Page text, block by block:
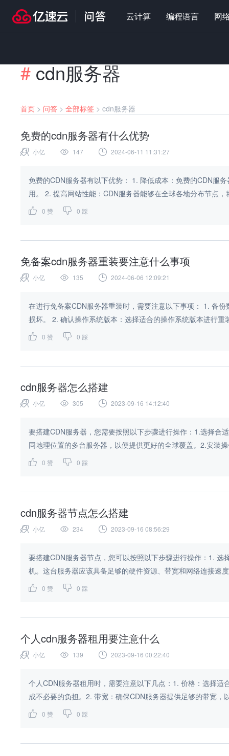
云计算 编程语言 网
#cdn服务器
首页 > 问答 > 全部标签 > cdn服务器
免费的cdn服务器有什么优势
小亿 147 2024-06-11 11:31:27
免费的CDN服务器有以下优势： 1. 降低成本：免费的CDN服务器可以帮助网站节省运营成本，特别适合小型网站或个人网站使
用。 2. 提高网站性能：CDN服务器能够在全球各地分布节点
0 赞 0 踩
免备案cdn服务器重装要注意什么事项
小亿 135 2024-06-06 12:09:21
在进行免备案CDN服务器重装时，需要注意以下事项： 1. 备份数据：在重装之前，一定要备份好所有重要数据，以免数据丢失或
损坏。 2. 确认操作系统版本：选择适合的操作系统版本进行
0 赞 0 踩
cdn服务器怎么搭建
小亿 305 2023-09-16 14:12:40
要搭建CDN服务器，您需要按照以下步骤进行操作：1.选择合
同地理位置的多台服务器，以便提供更好的全球覆盖。2.安装
0 赞 0 踩
cdn服务器节点怎么搭建
小亿 234 2023-09-16 08:56:29
要搭建CDN服务器节点，您可以按照以下步骤进行操作：1.
机。这台服务器应该具备足够的硬件资源、带宽和网络连接速
0 赞 0 踩
个人cdn服务器租用要注意什么
小亿 139 2023-09-16 00:22:40
个人CDN服务器租用时，需要注意以下几点：1. 价格：选择
成不必要的负担。2. 带宽：确保CDN服务器提供足够的带宽，
0 赞 0 踩